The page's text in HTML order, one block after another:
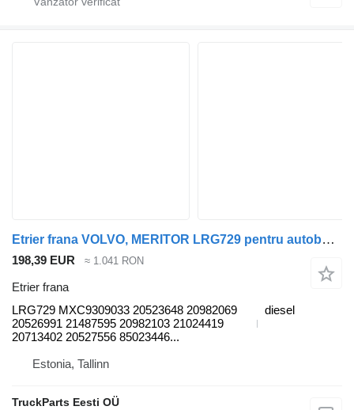
Etrier frana VOLVO, MERITOR LRG729 pentru autobuz Volvo B6, B7, B9, B10, B12 bus (1978-2011)
198,39 EUR ≈ 1.041 RON
Etrier frana
LRG729 MXC9309033 20523648 20982069
20526991 21487595 20982103 21024419
20713402 20527556 85023446...
diesel
Estonia, Tallinn
TruckParts Eesti OÜ